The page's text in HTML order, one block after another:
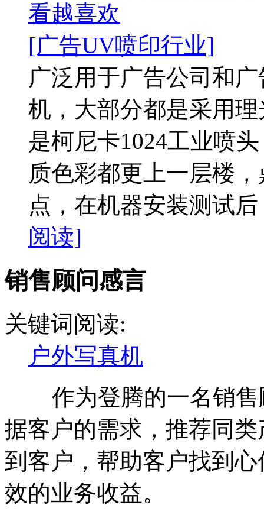
看越喜欢
[广告UV喷印行业]
广泛用于广告公司和
机，大部分都是采用
是柯尼卡1024工业喷
质色彩都更上一层楼
点，在机器安装测试
阅读]
销售顾问感言
关键词阅读:
户外写真机
作为登腾的一名销售
据客户的需求，推荐同
到客户，帮助客户找到
效的业务收益。